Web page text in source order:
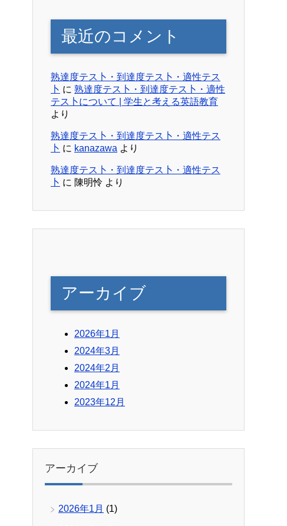
最近のコメント
熟達度テス卜・到達度テス卜・適性テス
卜 に 熟達度テス卜・到達度テス卜・適性
テス卜について | 学生と考える英語教育
より
熟達度テス卜・到達度テス卜・適性テス
卜 に kanazawa より
熟達度テス卜・到達度テス卜・適性テス
卜 に 陳明怜 より
アーカイブ
2026年1月
2024年3月
2024年2月
2024年1月
2023年12月
アーカイブ
2026年1月 (1)